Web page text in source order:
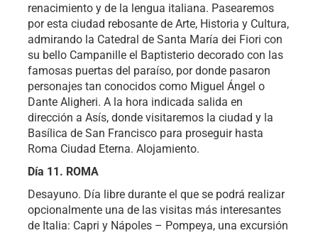
renacimiento y de la lengua italiana. Pasearemos
por esta ciudad rebosante de Arte, Historia y Cultura,
admirando la Catedral de Santa María dei Fiori con
su bello Campanille el Baptisterio decorado con las
famosas puertas del paraíso, por donde pasaron
personajes tan conocidos como Miguel Ángel o
Dante Aligheri. A la hora indicada salida en
dirección a Asís, donde visitaremos la ciudad y la
Basílica de San Francisco para proseguir hasta
Roma Ciudad Eterna. Alojamiento.
Día 11. ROMA
Desayuno. Día libre durante el que se podrá realizar
opcionalmente una de las visitas más interesantes
de Italia: Capri y Nápoles – Pompeya, una excursión